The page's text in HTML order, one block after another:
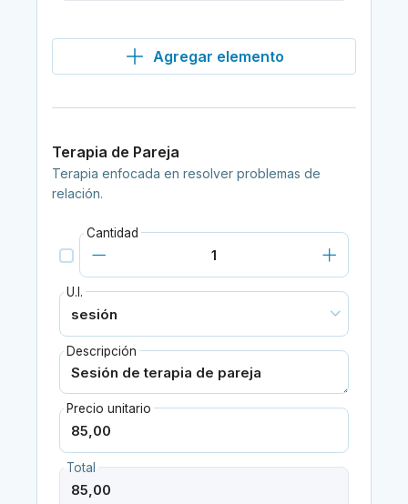
Agregar elemento
Terapia de Pareja
Terapia enfocada en resolver problemas de
relación.
Cantidad
U.I.
Descripción
Precio unitario
Total